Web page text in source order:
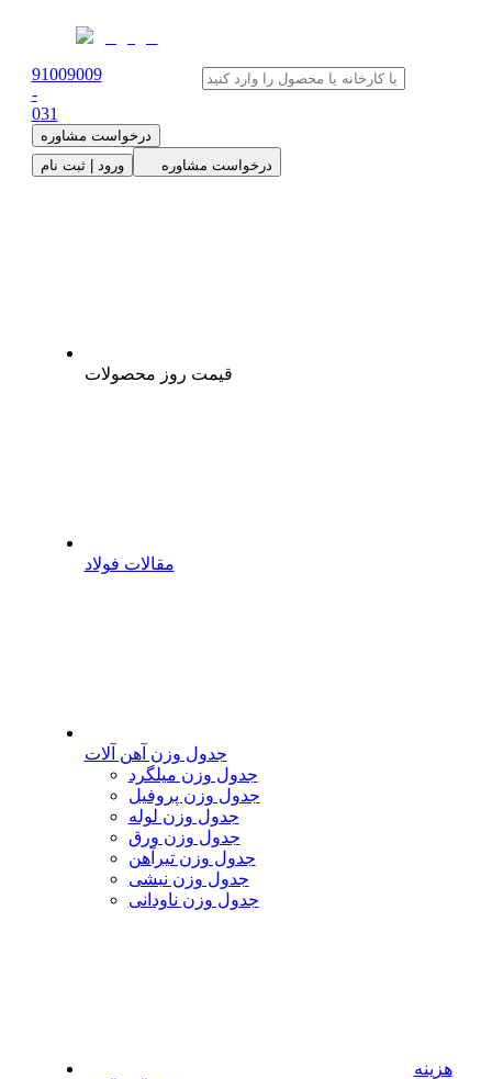
91009009
-
031
درخواست مشاوره
ورود | ثبت نام
درخواست مشاوره
قیمت روز محصولات
مقالات فولاد
جدول وزن آهن آلات
جدول وزن میلگرد
جدول وزن پروفیل
جدول وزن لوله
جدول وزن ورق
جدول وزن تیرآهن
جدول وزن نبشی
جدول وزن ناودانی
هزینه